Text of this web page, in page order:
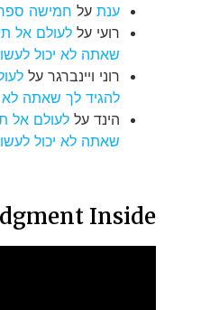
ענת על חמישה
רועי על לעולם אל
שאתה לא יכול
רוני ויינברגר על
להגיד לך שאתה לא
הינד על לעולם אל
שאתה לא יכול
Inside